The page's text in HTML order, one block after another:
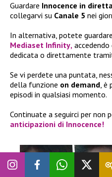
Guardare Innocence in
collegarvi su Canale 5 nei
In alternativa, potete
Mediaset Infinity,
dedicata o direttamente
Se vi perdete una puntata,
della funzione on demand, è
episodi in qualsiasi momento.
Continuate a seguirci per non
anticipazioni di Innocence!